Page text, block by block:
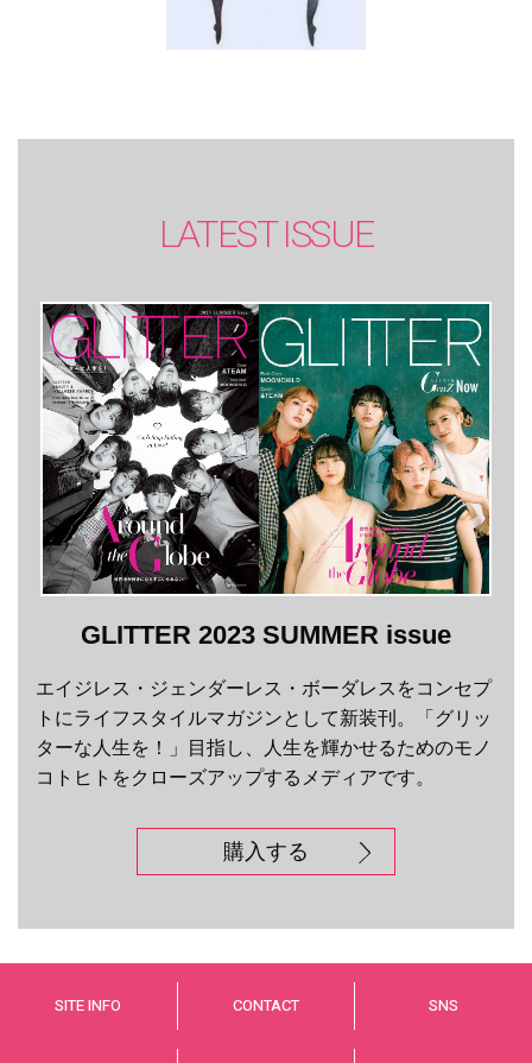
LATEST ISSUE
GLITTER 2023 SUMMER issue
エイジレス・ジェンダーレス・ボーダレスをコンセプ
トにライフスタイルマガジンとして新装刊。「グリッ
ターな人生を！」目指し、人生を輝かせるためのモノ
コトヒトをクローズアップするメディアです。
購入する
SITE INFO CONTACT SNS